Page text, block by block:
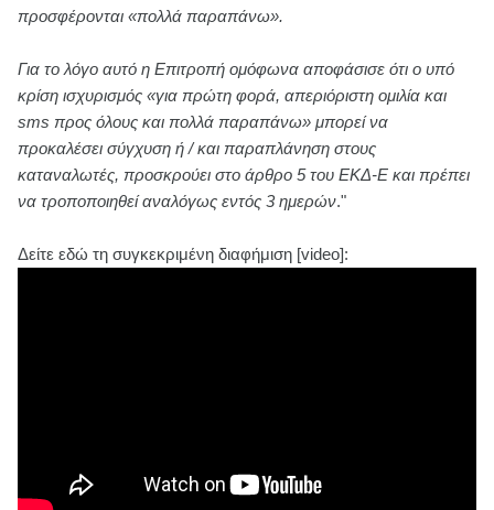
προσφέρονται «πολλά παραπάνω».
Για το λόγο αυτό η Επιτροπή ομόφωνα αποφάσισε ότι ο υπό
κρίση ισχυρισμός «για πρώτη φορά, απεριόριστη ομιλία και
sms προς όλους και πολλά παραπάνω» μπορεί να
προκαλέσει σύγχυση ή / και παραπλάνηση στους
καταναλωτές, προσκρούει στο άρθρο 5 του ΕΚΔ-Ε και πρέπει
να τροποποιηθεί αναλόγως εντός 3 ημερών."
Δείτε εδώ τη συγκεκριμένη διαφήμιση [video]: